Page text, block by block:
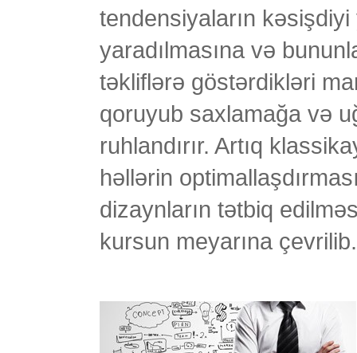
tendensiyaların
yaradılmasına və
təkliflərə göstərdikləri
qoruyub saxlamağa və
ruhlandırır. Artıq
həllərin
dizaynların tətbiq
kursun meyarına çevrilib.